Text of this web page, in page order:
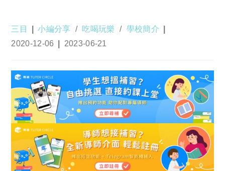
Post
三目
Post
小編分享 / 吃喝玩樂 / 學校簡介
Post
2020-12-06
Post
2023-06-21